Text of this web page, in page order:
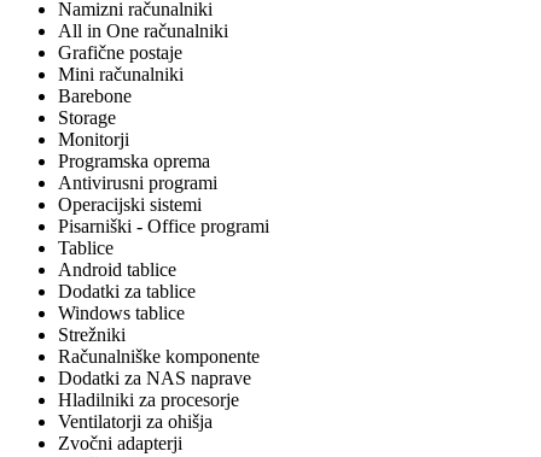
Namizni računalniki
All in One računalniki
Grafične postaje
Mini računalniki
Barebone
Storage
Monitorji
Programska oprema
Antivirusni programi
Operacijski sistemi
Pisarniški - Office programi
Tablice
Android tablice
Dodatki za tablice
Windows tablice
Strežniki
Računalniške komponente
Dodatki za NAS naprave
Hladilniki za procesorje
Ventilatorji za ohišja
Zvočni adapterji